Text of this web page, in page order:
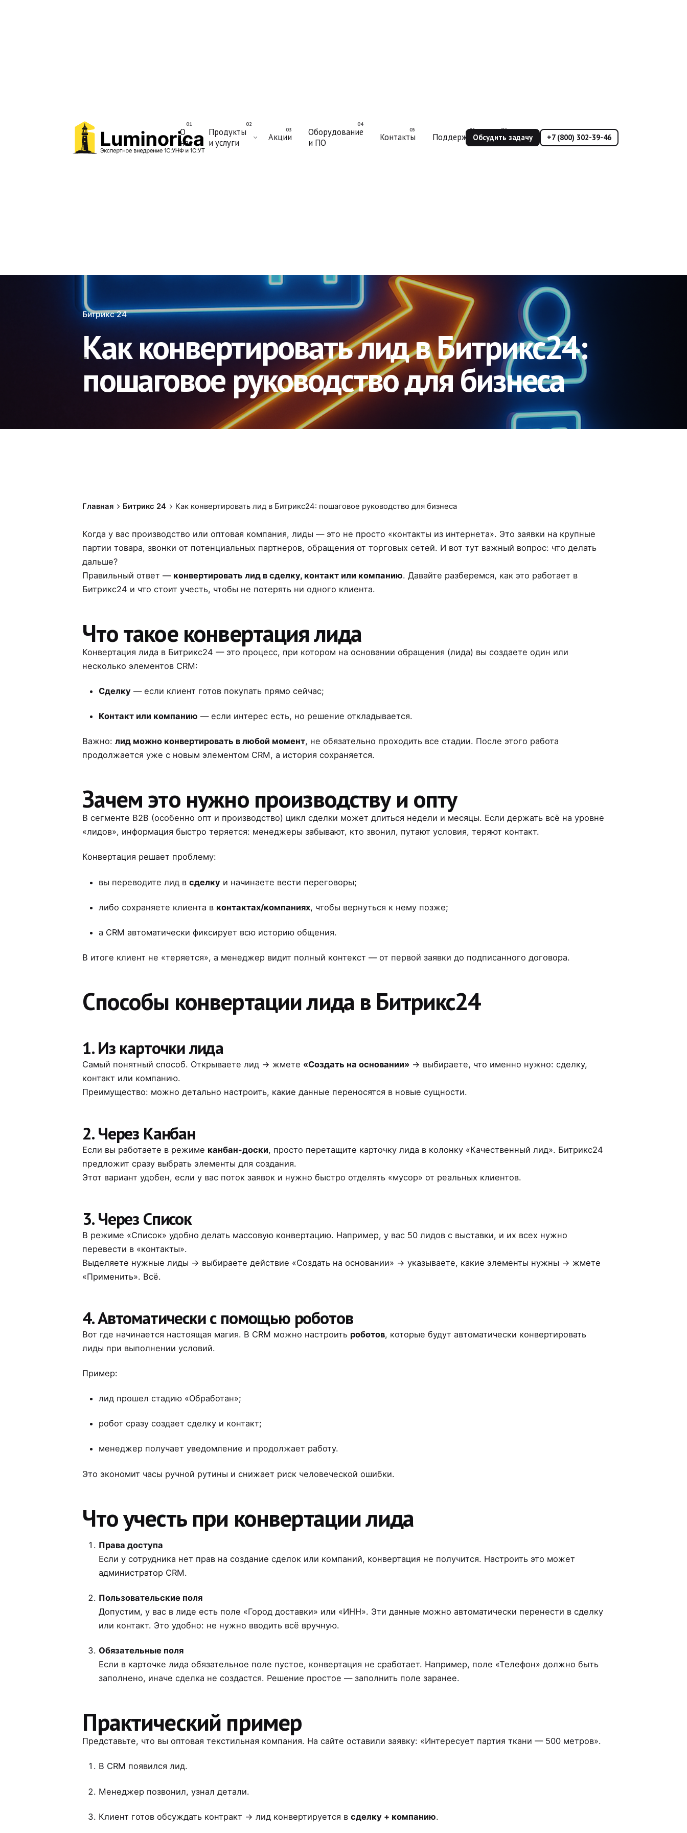
О
нас
Продукты
и услуги
Акции
Оборудование
и ПО
Контакты Поддержка Еще
Обсудить задачу +7 (800) 302-39-46
Битрикс 24
Как конвертировать лид в Битрикс24:
пошаговое руководство для бизнеса
Главная Битрикс 24 Как конвертировать лид в Битрикс24: пошаговое руководство для бизнеса
Когда у вас производство или оптовая компания, лиды — это не просто «контакты из интернета». Это заявки на крупные
партии товара, звонки от потенциальных партнеров, обращения от торговых сетей. И вот тут важный вопрос: что делать
дальше?
Правильный ответ — конвертировать лид в сделку, контакт или компанию. Давайте разберемся, как это работает в
Битрикс24 и что стоит учесть, чтобы не потерять ни одного клиента.
Что такое конвертация лида
Конвертация лида в Битрикс24 — это процесс, при котором на основании обращения (лида) вы создаете один или
несколько элементов CRM:
Сделку — если клиент готов покупать прямо сейчас;
Контакт или компанию — если интерес есть, но решение откладывается.
Важно:лид можно конвертировать в любой момент, не обязательно проходить все стадии. После этого работа
продолжается уже с новым элементом CRM, а история сохраняется.
Зачем это нужно производству и опту
В сегменте B2B (особенно опт и производство) цикл сделки может длиться недели и месяцы. Если держать всё на уровне
«лидов», информация быстро теряется: менеджеры забывают, кто звонил, путают условия, теряют контакт.
Конвертация решает проблему:
вы переводите лид всделку и начинаете вести переговоры;
либо сохраняете клиента в контактах/компаниях, чтобы вернуться к нему позже;
а CRM автоматически фиксирует всю историю общения.
В итоге клиент не «теряется», а менеджер видит полный контекст — от первой заявки до подписанного договора.
Способы конвертации лида в Битрикс24
1. Из карточки лида
Самый понятный способ. Открываете лид → жмете «Создать на основании» → выбираете, что именно нужно: сделку,
контакт или компанию.
Преимущество: можно детально настроить, какие данные переносятся в новые сущности.
2. Через Канбан
Если вы работаете в режиме канбан-доски, просто перетащите карточку лида в колонку «Качественный лид». Битрикс24
предложит сразу выбрать элементы для создания.
Этот вариант удобен, если у вас поток заявок и нужно быстро отделять «мусор» от реальных клиентов.
3. Через Список
В режиме «Список» удобно делать массовую конвертацию. Например, у вас 50 лидов с выставки, и их всех нужно
перевести в «контакты».
Выделяете нужные лиды → выбираете действие «Создать на основании» → указываете, какие элементы нужны → жмете
«Применить». Всё.
4. Автоматически с помощью роботов
Вот где начинается настоящая магия. В CRM можно настроить роботов, которые будут автоматически конвертировать
лиды при выполнении условий.
Пример:
лид прошел стадию «Обработан»;
робот сразу создает сделку и контакт;
менеджер получает уведомление и продолжает работу.
Это экономит часы ручной рутины и снижает риск человеческой ошибки.
Что учесть при конвертации лида
Права доступа
Если у сотрудника нет прав на создание сделок или компаний, конвертация не получится. Настроить это может
администратор CRM.
Пользовательские поля
Допустим, у вас в лиде есть поле «Город доставки» или «ИНН». Эти данные можно автоматически перенести в сделку
или контакт. Это удобно: не нужно вводить всё вручную.
Обязательные поля
Если в карточке лида обязательное поле пустое, конвертация не сработает. Например, поле «Телефон» должно быть
заполнено, иначе сделка не создастся. Решение простое — заполнить поле заранее.
Практический пример
Представьте, что вы оптовая текстильная компания. На сайте оставили заявку: «Интересует партия ткани — 500 метров».
В CRM появился лид.
Менеджер позвонил, узнал детали.
Клиент готов обсуждать контракт → лид конвертируется всделку + компанию.